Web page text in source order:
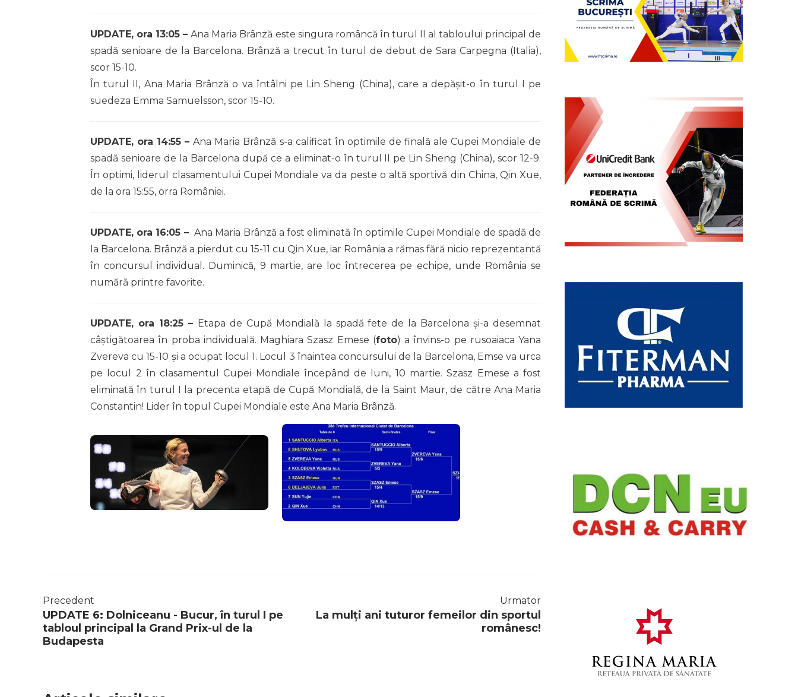
UPDATE, ora 13:05 –Ana Maria Brânză este singura româncă în turul II al tabloului principal de
spadă senioare de la Barcelona. Brânză a trecut în turul de debut de Sara Carpegna (Italia),
scor 15-10.
În turul II, Ana Maria Brânză o va întâlni pe Lin Sheng (China), care a depăşit-o în turul I pe
suedeza Emma Samuelsson, scor 15-10.
UPDATE, ora 14:55 –Ana Maria Brânză s-a calificat în optimile de finală ale Cupei Mondiale de
spadă senioare de la Barcelona după ce a eliminat-o în turul II pe Lin Sheng (China), scor 12-9.
În optimi, liderul clasamentului Cupei Mondiale va da peste o altă sportivă din China, Qin Xue,
de la ora 15:55, orra României.
UPDATE, ora 16:05 – Ana Maria Brânză a fost eliminată în optimile Cupei Mondiale de spadă de
la Barcelona. Brânză a pierdut cu 15-11 cu Qin Xue, iar România a rămas fără nicio reprezentantă
în concursul individual. Duminică, 9 martie, are loc întrecerea pe echipe, unde România se
numără printre favorite.
UPDATE, ora 18:25 – Etapa de Cupă Mondială la spadă fete de la Barcelona şi-a desemnat
câştigătoarea în proba individuală. Maghiara Szasz Emese (foto) a învins-o pe rusoaiaca Yana
Zvereva cu 15-10 şi a ocupat locul 1. Locul 3 înaintea concursului de la Barcelona, Emse va urca
pe locul 2 în clasamentul Cupei Mondiale începând de luni, 10 martie. Szasz Emese a fost
eliminată în turul I la precenta etapă de Cupă Mondială, de la Saint Maur, de către Ana Maria
Constantin! Lider în topul Cupei Mondiale este Ana Maria Brânză.
Precedent
UPDATE 6: Dolniceanu - Bucur, în turul I pe
tabloul principal la Grand Prix-ul de la
Budapesta
Urmator
La mulţi ani tuturor femeilor din sportul
românesc!